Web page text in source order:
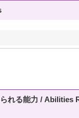
れる能力 / Abilities